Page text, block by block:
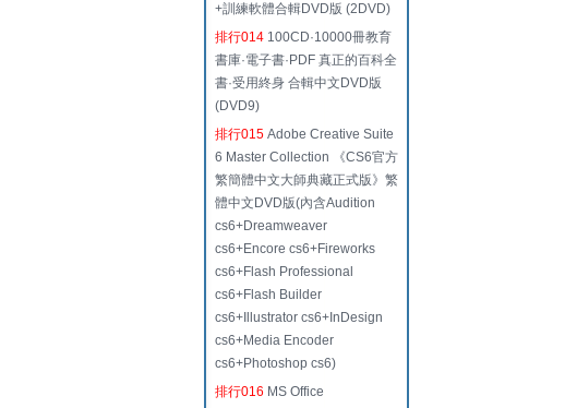
+訓練軟體合輯DVD版 (2DVD)
排行014 100CD·10000冊教育
書庫·電子書·PDF 真正的百科全
書·受用終身 合輯中文DVD版
(DVD9)
排行015 Adobe Creative Suite
6 Master Collection 《CS6官方
繁簡體中文大師典藏正式版》繁
體中文DVD版(內含Audition
cs6+Dreamweaver
cs6+Encore cs6+Fireworks
cs6+Flash Professional
cs6+Flash Builder
cs6+Illustrator cs6+InDesign
cs6+Media Encoder
cs6+Photoshop cs6)
排行016 MS Office